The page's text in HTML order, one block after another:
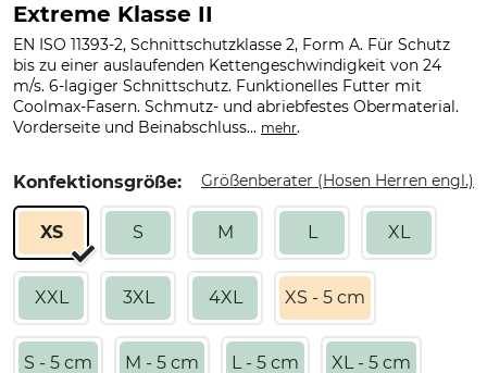
Extreme Klasse II
EN ISO 11393-2, Schnittschutzklasse 2, Form A. Für Schutz
bis zu einer auslaufenden Kettengeschwindigkeit von 24
m/s. 6-lagiger Schnittschutz. Funktionelles Futter mit
Coolmax-Fasern. Schmutz- und abriebfestes Obermaterial.
Vorderseite und Beinabschluss... mehr.
Konfektionsgröße: Größenberater (Hosen Herren engl.)
XS S M L XL
XXL 3XL 4XL XS - 5 cm
S - 5 cm M - 5 cm L - 5 cm XL - 5 cm